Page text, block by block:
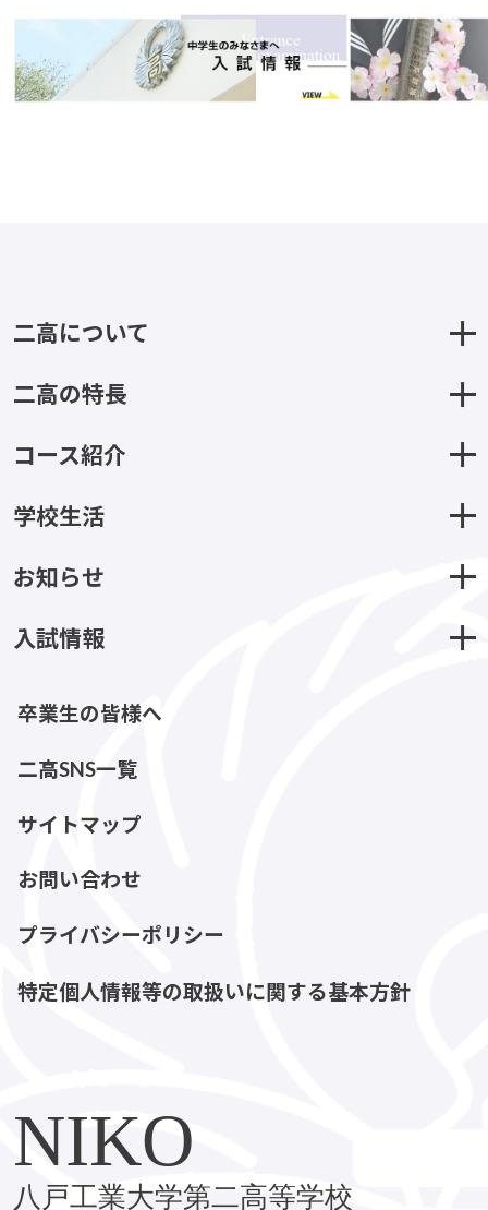
二高について
二高の特長
コース紹介
学校生活
お知らせ
入試情報
卒業生の皆様へ
二高SNS一覧
サイトマップ
お問い合わせ
プライバシーポリシー
特定個人情報等の取扱いに関する基本方針
NIKO
八戸工業大学第二高等学校